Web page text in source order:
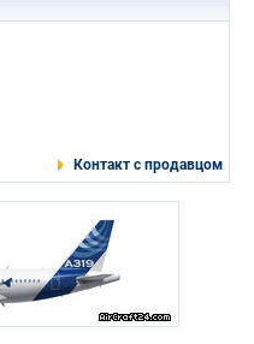
Контакт с продавцом